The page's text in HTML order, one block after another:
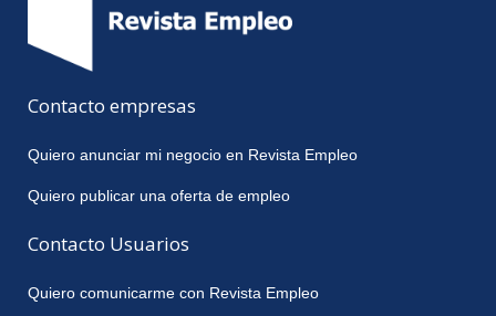
Contacto empresas
Quiero anunciar mi negocio en Revista Empleo
Quiero publicar una oferta de empleo
Contacto Usuarios
Quiero comunicarme con Revista Empleo